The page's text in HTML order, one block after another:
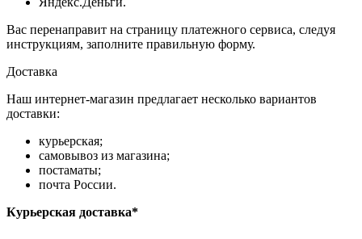
Вас перенаправит на страницу платежного сервиса, следуя
инструкциям, заполните правильную форму.
Доставка
Наш интернет-магазин предлагает несколько вариантов
доставки:
курьерская;
самовывоз из магазина;
постаматы;
почта России.
Курьерская доставка*